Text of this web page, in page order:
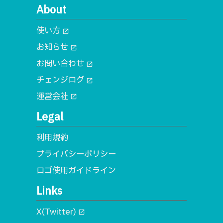
About
使い方 open_in_new
お知らせ open_in_new
お問い合わせ open_in_new
チェンジログ open_in_new
運営会社 open_in_new
Legal
利用規約
プライバシーポリシー
ロゴ使用ガイドライン
Links
X(Twitter) open_in_new